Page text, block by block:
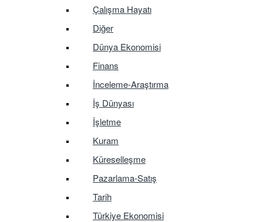
Çalışma Hayatı
Diğer
Dünya Ekonomisi
Finans
İnceleme-Araştırma
İş Dünyası
İşletme
Kuram
Küreselleşme
Pazarlama-Satış
Tarih
Türkiye Ekonomisi